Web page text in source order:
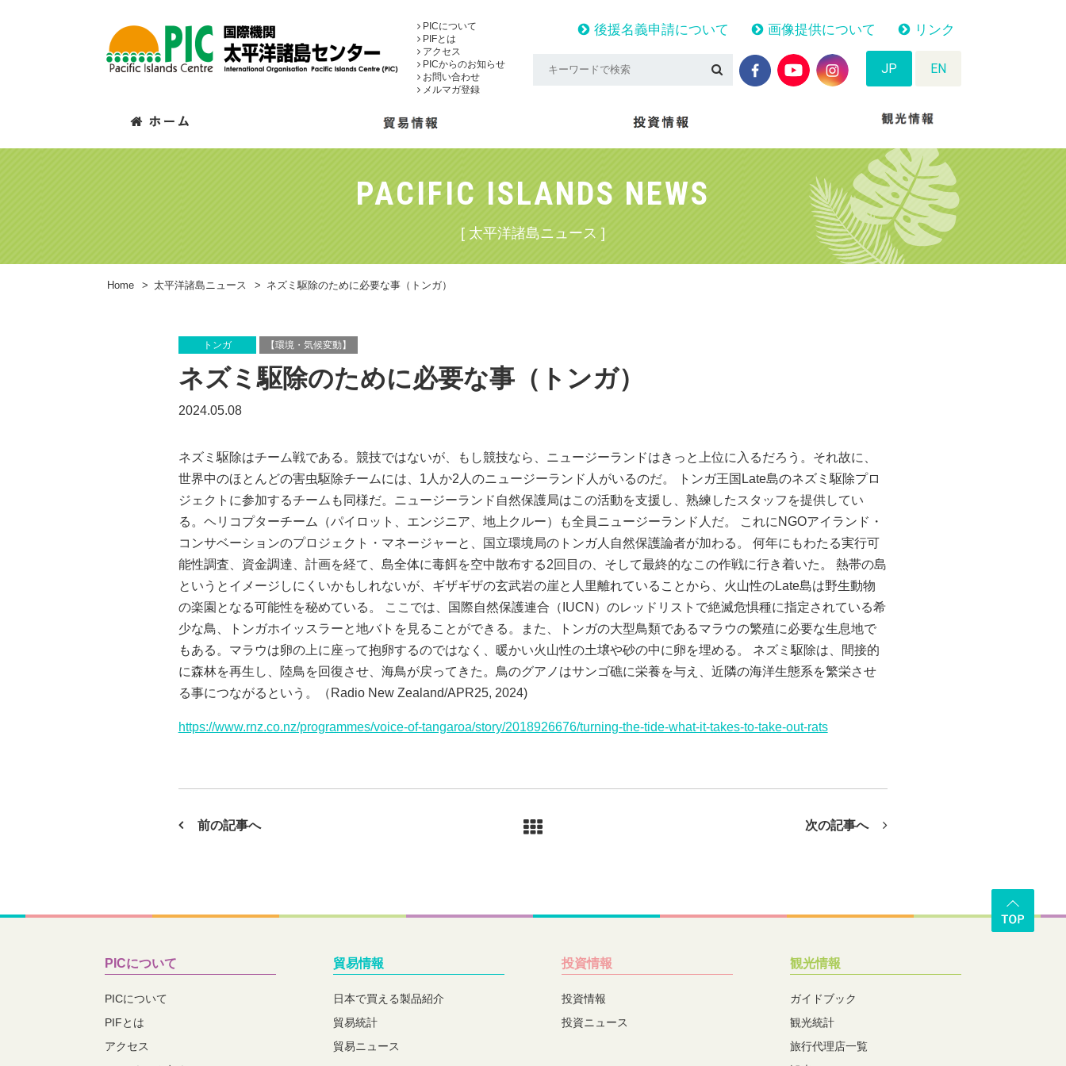
PICについて
PIFとは
アクセス
PICからのお知らせ
お問い合わせ
メルマガ登録
後援名義申請について 画像提供について リンク
JP EN
PACIFIC ISLANDS NEWS
[ 太平洋諸島ニュース ]
Home > 太平洋諸島ニュース > ネズミ駆除のために必要な事（トンガ）
トンガ 【環境・気候変動】
ネズミ駆除のために必要な事（トンガ）
2024.05.08
ネズミ駆除はチーム戦である。競技ではないが、もし競技なら、ニュージーランドはきっと上位に入るだろう。それ故に、
世界中のほとんどの害虫駆除チームには、1人か2人のニュージーランド人がいるのだ。 トンガ王国Late島のネズミ駆除プロ
ジェクトに参加するチームも同様だ。ニュージーランド自然保護局はこの活動を支援し、熟練したスタッフを提供してい
る。ヘリコプターチーム（パイロット、エンジニア、地上クルー）も全員ニュージーランド人だ。 これにNGOアイランド・
コンサベーションのプロジェクト・マネージャーと、国立環境局のトンガ人自然保護論者が加わる。 何年にもわたる実行可
能性調査、資金調達、計画を経て、島全体に毒餌を空中散布する2回目の、そして最終的なこの作戦に行き着いた。 熱帯の島
というとイメージしにくいかもしれないが、ギザギザの玄武岩の崖と人里離れていることから、火山性のLate島は野生動物
の楽園となる可能性を秘めている。 ここでは、国際自然保護連合（IUCN）のレッドリストで絶滅危惧種に指定されている希
少な鳥、トンガホイッスラーと地バトを見ることができる。また、トンガの大型鳥類であるマラウの繁殖に必要な生息地で
もある。マラウは卵の上に座って抱卵するのではなく、暖かい火山性の土壌や砂の中に卵を埋める。 ネズミ駆除は、間接的
に森林を再生し、陸鳥を回復させ、海鳥が戻ってきた。鳥のグアノはサンゴ礁に栄養を与え、近隣の海洋生態系を繁栄させ
る事につながるという。（Radio New Zealand/APR25, 2024)
https://www.rnz.co.nz/programmes/voice-of-tangaroa/story/2018926676/turning-the-tide-what-it-takes-to-take-out-rats
前の記事へ 次の記事へ
PICについて
PICについて
PIFとは
アクセス
貿易情報
日本で買える製品紹介
貿易統計
貿易ニュース
投資情報
投資情報
投資ニュース
観光情報
ガイドブック
観光統計
旅行代理店一覧